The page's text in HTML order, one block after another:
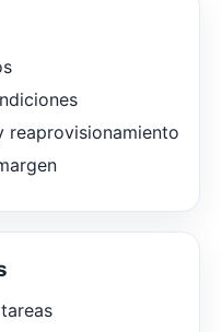
reaprovisionamiento